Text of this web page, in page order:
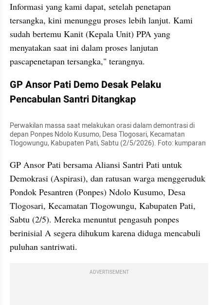
Informasi yang kami dapat, setelah penetapan
tersangka, kini menunggu proses lebih lanjut. Kami
sudah bertemu Kanit (Kepala Unit) PPA yang
menyatakan saat ini dalam proses lanjutan
pascapenetapan tersangka," terangnya.
GP Ansor Pati Demo Desak Pelaku
Pencabulan Santri Ditangkap
Perwakilan massa saat melakukan orasi dalam demontrasi di
depan Ponpes Ndolo Kusumo, Desa Tlogosari, Kecamatan
Tlogowungu, Kabupaten Pati, Sabtu (2/5/2026). Foto: kumparan
GP Ansor Pati bersama Aliansi Santri Pati untuk
Demokrasi (Aspirasi), dan ratusan warga menggeruduk
Pondok Pesantren (Ponpes) Ndolo Kusumo, Desa
Tlogosari, Kecamatan Tlogowungu, Kabupaten Pati,
Sabtu (2/5). Mereka menuntut pengasuh ponpes
berinisial A segera dihukum karena diduga mencabuli
puluhan santriwati.
ADVERTISEMENT